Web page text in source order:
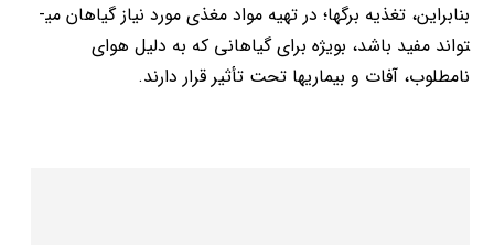
بنابراین، تغذیه برگ­ها؛ در تهیه مواد مغذی مورد نیاز گیاهان می­
تواند مفید باشد، بویژه برای گیاهانی که به دلیل هوای
نامطلوب، آفات و بیماری­ها تحت تأثیر قرار دارند.